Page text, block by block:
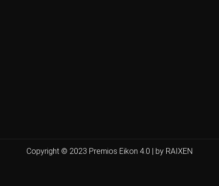
Copyright © 2023 Premios Eikon 4.0 | by RAIXEN